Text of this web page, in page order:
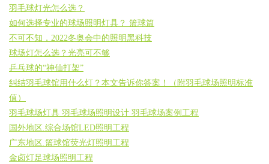
羽毛球灯光怎么选？
如何选择专业的球场照明灯具？ 篮球篇
不可不知，2022冬奥会中的照明黑科技
球场灯怎么选？光亮可不够
乒乓球的“神仙打架”
纠结羽毛球馆用什么灯？本文告诉你答案！（附羽毛球场照明标准
值）
羽毛球场灯具 羽毛球场照明设计 羽毛球场案例工程
国外地区.综合场馆LED照明工程
广东地区.篮球馆荧光灯照明工程
金卤灯足球场照明工程